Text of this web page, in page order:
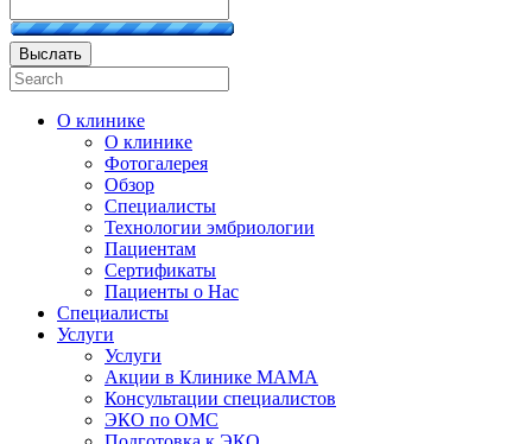
Выслать
О клинике
О клинике
Фотогалерея
Обзор
Специалисты
Технологии эмбриологии
Пациентам
Сертификаты
Пациенты о Нас
Специалисты
Услуги
Услуги
Акции в Клинике МАМА
Консультации специалистов
ЭКО по ОМС